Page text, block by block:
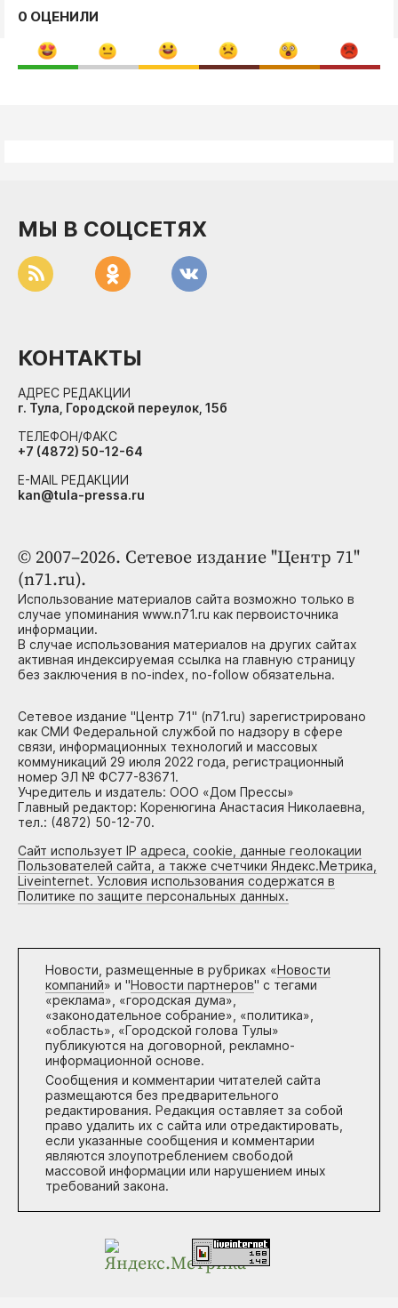
0 ОЦЕНИЛИ
© 2007–2026. Сетевое издание "Центр 71"
(n71.ru).
Использование материалов сайта возможно только в
случае упоминания www.n71.ru как первоисточника
информации.
В случае использования материалов на других сайтах
активная индексируемая ссылка на главную страницу
без заключения в no-index, no-follow обязательна.
Сетевое издание "Центр 71" (n71.ru) зарегистрировано
как СМИ Федеральной службой по надзору в сфере
связи, информационных технологий и массовых
коммуникаций 29 июля 2022 года, регистрационный
номер ЭЛ № ФС77-83671.
Учредитель и издатель: ООО «Дом Прессы»
Главный редактор: Коренюгина Анастасия Николаевна,
тел.: (4872) 50-12-70.
Сайт использует IP адреса, cookie, данные геолокации
Пользователей сайта, а также счетчики Яндекс.Метрика,
Liveinternet. Условия использования содержатся в
Политике по защите персональных данных.
Новости, размещенные в рубриках «Новости
компаний» и "Новости партнеров" с тегами
«реклама», «городская дума»,
«законодательное собрание», «политика»,
«область», «Городской голова Тулы»
публикуются на договорной, рекламно-
информационной основе.
Сообщения и комментарии читателей сайта
размещаются без предварительного
редактирования. Редакция оставляет за собой
право удалить их с сайта или отредактировать,
если указанные сообщения и комментарии
являются злоупотреблением свободой
массовой информации или нарушением иных
требований закона.
МЫ В СОЦСЕТЯХ
КОНТАКТЫ
АДРЕС РЕДАКЦИИ
г. Тула, Городской переулок, 15б
ТЕЛЕФОН/ФАКС
+7 (4872) 50-12-64
E-MAIL РЕДАКЦИИ
kan@tula-pressa.ru